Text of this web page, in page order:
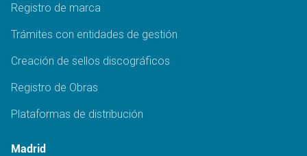
Registro de marca
Trámites con entidades de gestión
Creación de sellos discográficos
Registro de Obras
Plataformas de distribución
Madrid